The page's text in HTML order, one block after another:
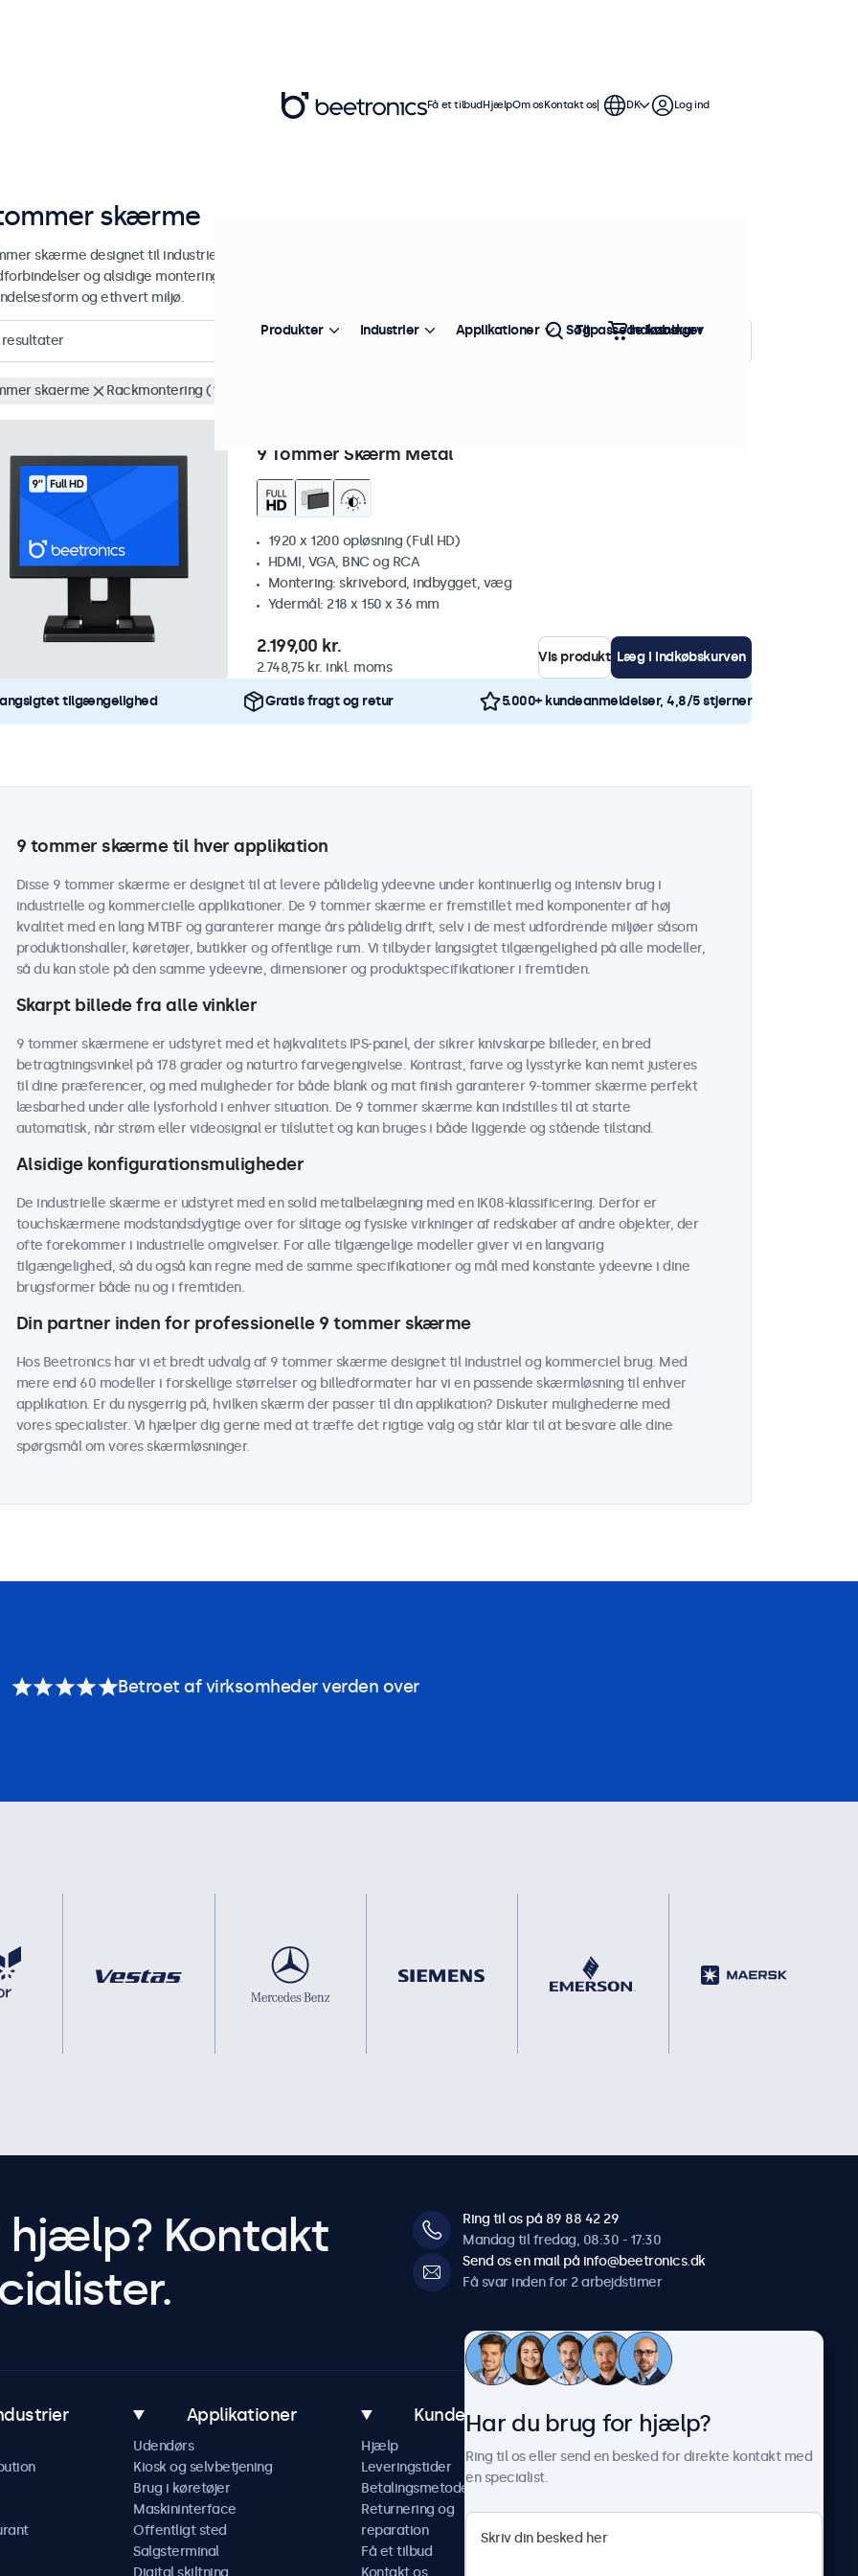
skærme
skærme designet til industriel og kommerciel brug. Vores 9-tommer skærme tilbyder flere
og alsidige monteringsmuligheder, hvilket gør dem nemme at integrere i enhver
og ethvert miljø.
resultater Sorter efter: Popularitet
skaerme Rackmontering (19 tommer)
9 Tommer Skærm Metal
1920 x 1200 opløsning (Full HD)
HDMI, VGA, BNC og RCA
Montering: skrivebord, indbygget, væg
Ydermål: 218 x 150 x 36 mm
2.199,00 kr.
2.748,75 kr. inkl. moms
Vis produkt Læg i indkøbskurven
tilgængelighed Gratis fragt og retur 5.000+ kundeanmeldelser, 4,8/5 stjerner
9 tommer skærme til hver applikation
Disse 9 tommer skærme er designet til at levere pålidelig ydeevne under kontinuerlig og intensiv brug i
industrielle og kommercielle applikationer. De 9 tommer skærme er fremstillet med komponenter af høj
kvalitet med en lang MTBF og garanterer mange års pålidelig drift, selv i de mest udfordrende miljøer såsom
produktionshaller, køretøjer, butikker og offentlige rum. Vi tilbyder langsigtet tilgængelighed på alle modeller,
så du kan stole på den samme ydeevne, dimensioner og produktspecifikationer i fremtiden.
Skarpt billede fra alle vinkler
9 tommer skærmene er udstyret med et højkvalitets IPS-panel, der sikrer knivskarpe billeder, en bred
betragtningsvinkel på 178 grader og naturtro farvegengivelse. Kontrast, farve og lysstyrke kan nemt justeres
til dine præferencer, og med muligheder for både blank og mat finish garanterer 9-tommer skærme perfekt
læsbarhed under alle lysforhold i enhver situation. De 9 tommer skærme kan indstilles til at starte
automatisk, når strøm eller videosignal er tilsluttet og kan bruges i både liggende og stående tilstand.
Alsidige konfigurationsmuligheder
De industrielle skærme er udstyret med en solid metalbelægning med en IK08-klassificering. Derfor er
touchskærmene modstandsdygtige over for slitage og fysiske virkninger af redskaber af andre objekter, der
ofte forekommer i industrielle omgivelser. For alle tilgængelige modeller giver vi en langvarig
tilgængelighed, så du også kan regne med de samme specifikationer og mål med konstante ydeevne i dine
brugsformer både nu og i fremtiden.
Din partner inden for professionelle 9 tommer skærme
Hos Beetronics har vi et bredt udvalg af 9 tommer skærme designet til industriel og kommerciel brug. Med
mere end 60 modeller i forskellige størrelser og billedformater har vi en passende skærmløsning til enhver
applikation. Er du nysgerrig på, hvilken skærm der passer til din applikation? Diskuter mulighederne med
vores specialister. Vi hjælper dig gerne med at træffe det rigtige valg og står klar til at besvare alle dine
spørgsmål om vores skærmløsninger.
Få et tilbudHjælpOm osKontakt os DK Log ind
Produkter Industrier Applikationer Tilpassede løsninger
Søg Indkøbskurv
Betroet af virksomheder verden over
hjælp? Kontakt
Ring til os på 89 88 42 29
Mandag til fredag, 08:30 - 17:30
Send os en mail på info@beetronics.dk
Få svar inden for 2 arbejdstimer
Applikationer
Udendørs
Kiosk og selvbetjening
Brug i køretøjer
Maskininterface
Offentligt sted
Salgsterminal
Digital skiltning
Kundeservice
Hjælp
Leveringstider
Betalingsmetoder
Returnering og
reparation
Få et tilbud
Kontakt os
Om Beetronics
Arbejd hos os
Har du brug for hjælp?
Ring til os eller send en besked for direkte kontakt med
en specialist.